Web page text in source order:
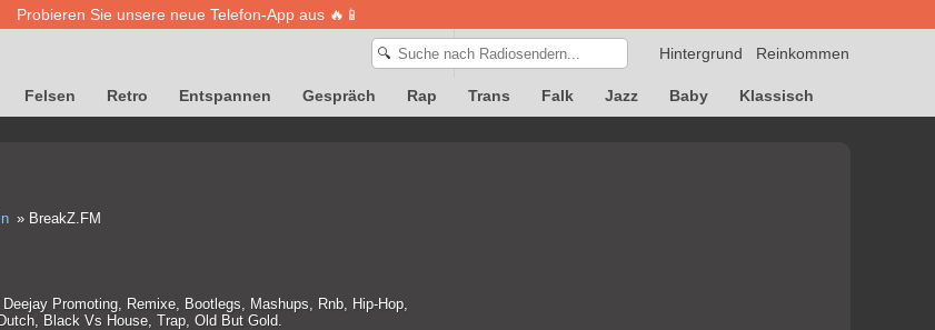
Probieren Sie unsere neue Telefon-App aus 🔥📱
Reinkommen
Hintergrund
🔍
Felsen Retro Entspannen Gespräch Rap Trans Falk Jazz Baby Klassisch
BreakZ.FM
Promoting, Remixe, Bootlegs, Mashups, Rnb, Hip-Hop,
Black Vs House, Trap, Old But Gold.